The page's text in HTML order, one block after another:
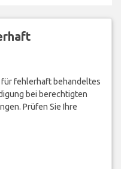
für fehlerhaft behandeltes
bei berechtigten
Prüfen Sie Ihre